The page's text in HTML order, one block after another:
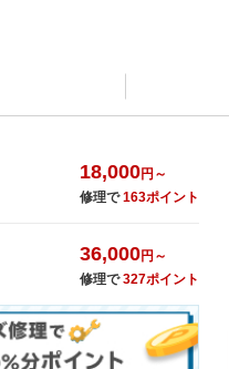
18,000円～
修理で163ポイント
36,000円～
修理で327ポイント